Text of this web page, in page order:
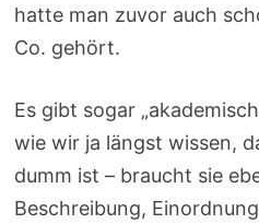
hatte man zuvor auch
Co. gehört.
Es gibt sogar
wie wir ja längst wissen,
dumm ist – braucht sie
Beschreibung,